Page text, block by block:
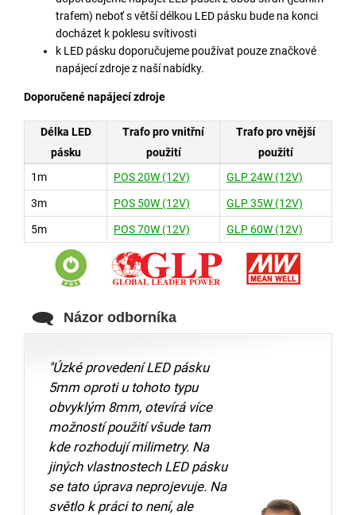
trafem) neboť s větší délkou LED pásku bude na konci
docházet k poklesu svítivosti
k LED pásku doporučujeme používat pouze značkové
napájecí zdroje z naší nabídky.
Doporučené napájecí zdroje
Délka LED
pásku
Trafo pro vnitřní
použití
Trafo pro vnější
použití
1m
POS 20W (12V) GLP 24W (12V)
3m POS 50W (12V) GLP 35W (12V)
5m POS 70W (12V) GLP 60W (12V)
Názor odborníka
"Úzké provedení LED pásku
5mm oproti u tohoto typu
obvyklým 8mm, otevírá více
možností použití všude tam
kde rozhodují milimetry. Na
jiných vlastnostech LED pásku
se tato úprava neprojevuje. Na
světlo k práci to není, ale